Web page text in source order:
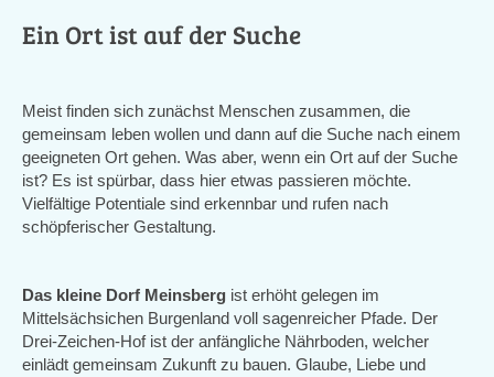
Ein Ort ist auf der Suche
Meist finden sich zunächst Menschen zusammen, die
gemeinsam leben wollen und dann auf die Suche nach einem
geeigneten Ort gehen. Was aber, wenn ein Ort auf der Suche
ist? Es ist spürbar, dass hier etwas passieren möchte.
Vielfältige Potentiale sind erkennbar und rufen nach
schöpferischer Gestaltung.
Das kleine Dorf Meinsberg ist erhöht gelegen im
Mittelsächsichen Burgenland voll sagenreicher Pfade. Der
Drei-Zeichen-Hof ist der anfängliche Nährboden, welcher
einlädt gemeinsam Zukunft zu bauen. Glaube, Liebe und